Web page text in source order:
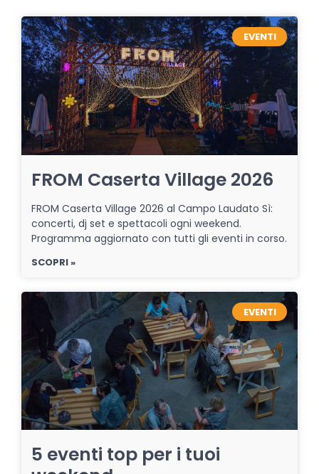
EVENTI
FROM Caserta Village 2026
FROM Caserta Village 2026 al Campo Laudato Sì:
concerti, dj set e spettacoli ogni weekend.
Programma aggiornato con tutti gli eventi in corso.
SCOPRI »
EVENTI
5 eventi top per i tuoi